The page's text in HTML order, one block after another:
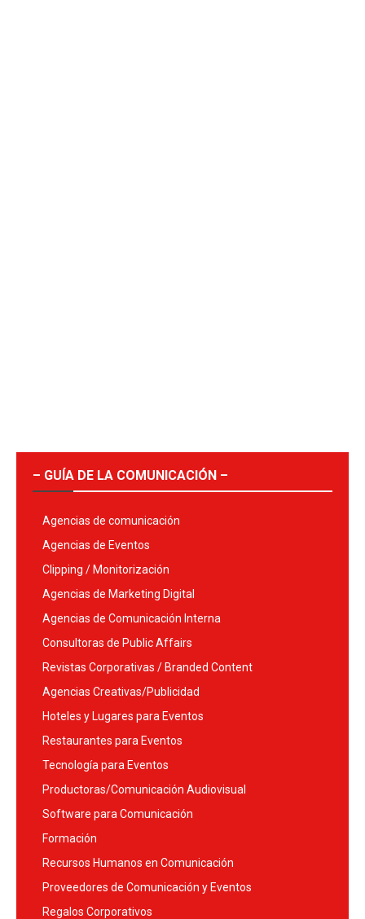
– GUÍA DE LA COMUNICACIÓN –
Agencias de comunicación
Agencias de Eventos
Clipping / Monitorización
Agencias de Marketing Digital
Agencias de Comunicación Interna
Consultoras de Public Affairs
Revistas Corporativas / Branded Content
Agencias Creativas/Publicidad
Hoteles y Lugares para Eventos
Restaurantes para Eventos
Tecnología para Eventos
Productoras/Comunicación Audiovisual
Software para Comunicación
Formación
Recursos Humanos en Comunicación
Proveedores de Comunicación y Eventos
Regalos Corporativos